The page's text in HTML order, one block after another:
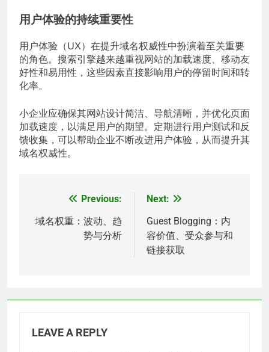
用户体验的持续重要性
用户体验（UX）在提升域名权威性中扮演着至关重要
的角色。搜索引擎越来越重视网站的加载速度、移动友
好性和易用性，这些因素直接影响用户的停留时间和转
化率。
小企业应确保其网站设计简洁、导航清晰，并优化页面
加载速度，以满足用户的期望。定期进行用户测试和反
馈收集，可以帮助企业不断改进用户体验，从而提升其
域名权威性。
navigation
Previous:
域名权重：波动、趋
势与分析
Next:
Guest Blogging：内
容价值、受众参与和
链接获取
LEAVE A REPLY